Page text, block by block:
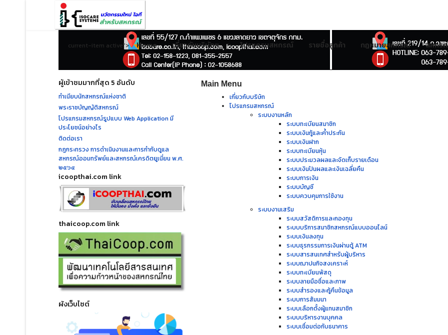
current-item active"> Home เกี่ยวกับบริษัทฯ "> โปรแกรมสหกรณ์ รายชื่อลูกค้า กฎหมายสหกรณ์ สหกร
ผู้เข้าชมมากที่สุด 5 อันดับ
ทำเนียบนักสหกรณ์แห่งชาติ
พระราชบัญญัติสหกรณ์
โปรแกรมสหกรณ์รูปแบบ Web Application มี
ประโยชน์อย่างไร
ติดต่อเรา
กฎกระทรวง การดำเนินงานและการกำกับดูแล
สหกรณ์ออมทรัพย์และสหกรณ์เครดิตยูเนี่ยน พ.ศ.
๒๕๖๔
icoopthai.com link
thaicoop.com link
ผังเว็บไซต์
Main Menu
เกี่ยวกับบริษัท
โปรแกรมสหกรณ์
ระบบงานหลัก
ระบบทะเบียนสมาชิก
ระบบเงินกู้และค้ำประกัน
ระบบเงินฝาก
ระบบทะเบียนหุ้น
ระบบประมวลผลและจัดเก็บรายเดือน
ระบบเงินปันผลและเงินเฉลี่ยคืน
ระบบการเงิน
ระบบบัญชี
ระบบควบคุมการใช้งาน
ระบบงานเสริม
ระบบสวัสดิการและกองทุน
ระบบบริการสมาชิกสหกรณ์แบบออนไลน์
ระบบเงินลงทุน
ระบบธุรกรรมการเงินผ่านตู้ ATM
ระบบสารสนเทศสำหรับผู้บริหาร
ระบบฌาปนกิจสงเคราะห์
ระบบทะเบียนพัสดุ
ระบบลายมือชื่อและภาพ
ระบบสำรองและกู้คืนข้อมูล
ระบบการสัมมนา
ระบบเลือกตั้งผู้แทนสมาชิก
ระบบบริหารงานบุคคล
ระบบเชื่อมต่อกับธนาคาร